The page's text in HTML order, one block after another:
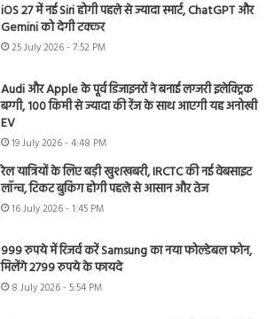
iOS 27 में नई Siri होगी पहले से ज्यादा स्मार्ट, ChatGPT और
Gemini को देगी टक्कर
25 July 2026 - 7:52 PM
Audi और Apple के पूर्व डिजाइनरों ने बनाई लग्जरी इलेक्ट्रिक
बग्गी, 100 किमी से ज्यादा की रेंज के साथ आएगी यह अनोखी
EV
19 July 2026 - 4:48 PM
रेल यात्रियों के लिए बड़ी खुशखबरी, IRCTC की नई वेबसाइट
लॉन्च, टिकट बुकिंग होगी पहले से आसान और तेज
16 July 2026 - 1:45 PM
999 रुपये में रिजर्व करें Samsung का नया फोल्डेबल फोन,
मिलेंगे 2799 रुपये के फायदे
8 July 2026 - 5:54 PM